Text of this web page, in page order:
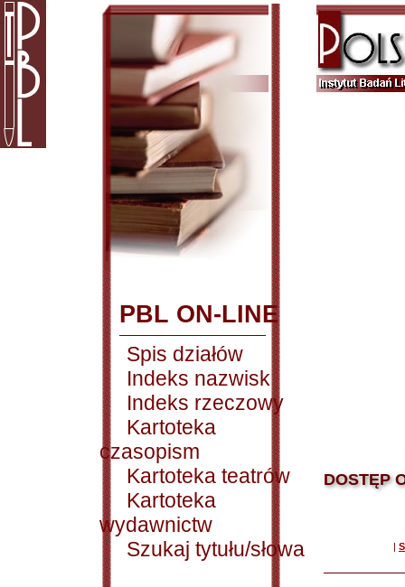
PBL ON-LINE
Spis działów
Indeks nazwisk
Indeks rzeczowy
Kartoteka
czasopism
Kartoteka teatrów
Kartoteka
wydawnictw
Szukaj tytułu/słowa
DOSTĘP
|